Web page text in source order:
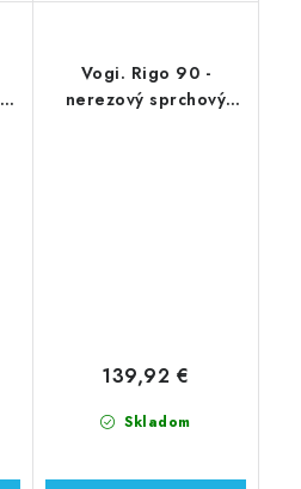
Vogi. Rigo 90 -
nerezový sprchový
Skladom
139,92 €